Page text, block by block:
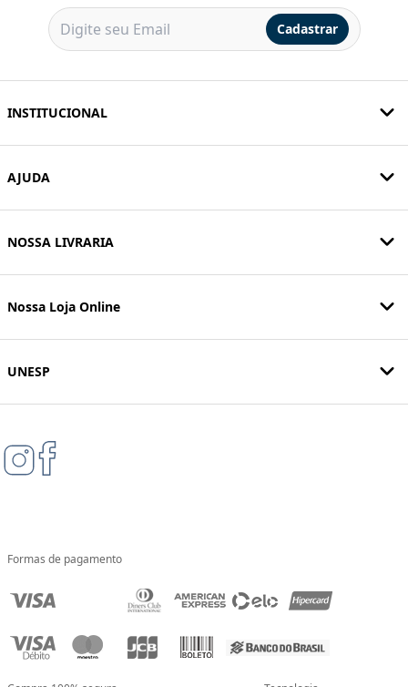
Cadastrar
INSTITUCIONAL
AJUDA
NOSSA LIVRARIA
Nossa Loja Online
UNESP
Formas de pagamento